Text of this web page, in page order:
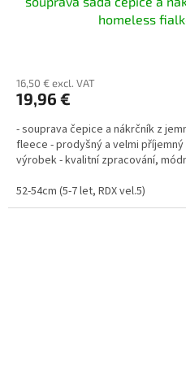
homeless
16,50 € excl. VAT
19,96 €
- souprava čepice a nákrčník z
fleece - prodyšný a velmi
výrobek - kvalitní zpracování,
52-54cm (5-7 let, RDX vel.5)